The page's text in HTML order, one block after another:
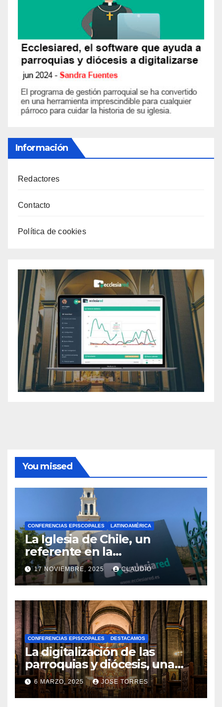
Información
Redactores
Contacto
Política de cookies
You missed
CONFERENCIAS EPISCOPALES LATINOAMÉRICA
La Iglesia de Chile, un
referente en la
transformación digital
gracias a Ecclesiared
17 NOVIEMBRE, 2025 CLAUDIO
N
O
H
A
Y
C
O
M
CONFERENCIAS EPISCOPALES DESTACAMOS
La digitalización de las
parroquias y diócesis, una
realidad ya para el futuro de
la Iglesia
6 MARZO, 2025 JOSE TORRES
N